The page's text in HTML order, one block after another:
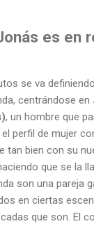
es en
se va
centrándose en
, un hombre que
perfil de mujer
tan bien con su
que se la
son una pareja
en ciertas
que son. El